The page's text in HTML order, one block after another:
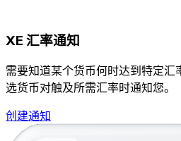
XE 汇率通知
需要知道某个货币何时达到特定汇
选货币对触及所需汇率时通知您。
创建通知